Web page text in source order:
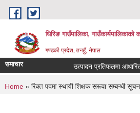
Skip to main content
घिरिङ गाउँपालिका, गाउँकार्यपालिकाको
गण्डकी प्रदेश, तनहुँ, नेपाल
समाचार उत्पादन प्रतिफलमा
You are here
Home » रिक्त पदमा स्थायी शिक्षक सरूवा सम्बन्धी